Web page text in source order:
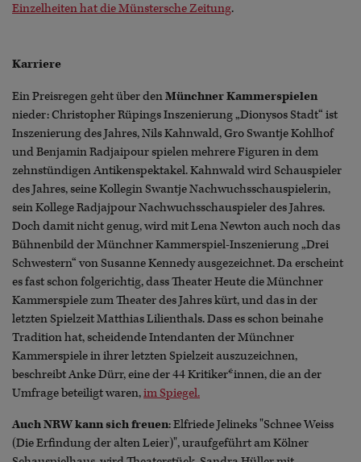
Einzelheiten hat die Münstersche Zeitung.
Karriere
Ein Preisregen geht über denMünchner Kammerspielen
nieder: Christopher Rüpings Inszenierung „Dionysos Stadt“ ist
Inszenierung des Jahres, Nils Kahnwald, Gro Swantje Kohlhof
und Benjamin Radjaipour spielen mehrere Figuren in dem
zehnstündigen Antikenspektakel. Kahnwald wird Schauspieler
des Jahres, seine Kollegin Swantje Nachwuchsschauspielerin,
sein Kollege Radjajpour Nachwuchsschauspieler des Jahres.
Doch damit nicht genug, wird mit Lena Newton auch noch das
Bühnenbild der Münchner Kammerspiel-Inszenierung „Drei
Schwestern“ von Susanne Kennedy ausgezeichnet. Da erscheint
es fast schon folgerichtig, dass Theater Heute die Münchner
Kammerspiele zum Theater des Jahres kürt, und das in der
letzten Spielzeit Matthias Lilienthals. Dass es schon beinahe
Tradition hat, scheidende Intendanten der Münchner
Kammerspiele in ihrer letzten Spielzeit auszuzeichnen,
beschreibt Anke Dürr, eine der 44 Kritiker*innen, die an der
Umfrage beteiligt waren,im Spiegel.
Auch NRW kann sich freuen: Elfriede Jelineks "Schnee Weiss
(Die Erfindung der alten Leier)", uraufgeführt am Kölner